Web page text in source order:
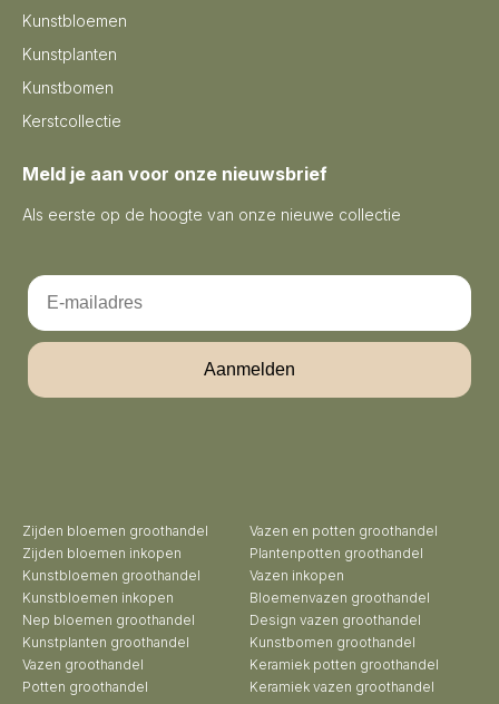
Kunstbloemen
Kunstplanten
Kunstbomen
Kerstcollectie
Meld je aan voor onze nieuwsbrief
Als eerste op de hoogte van onze nieuwe collectie
Email
Aanmelden
Zijden bloemen groothandel
Zijden bloemen inkopen
Kunstbloemen groothandel
Kunstbloemen inkopen
Nep bloemen groothandel
Kunstplanten groothandel
Vazen groothandel
Potten groothandel
Vazen en potten groothandel
Plantenpotten groothandel
Vazen inkopen
Bloemenvazen groothandel
Design vazen groothandel
Kunstbomen groothandel
Keramiek potten groothandel
Keramiek vazen groothandel